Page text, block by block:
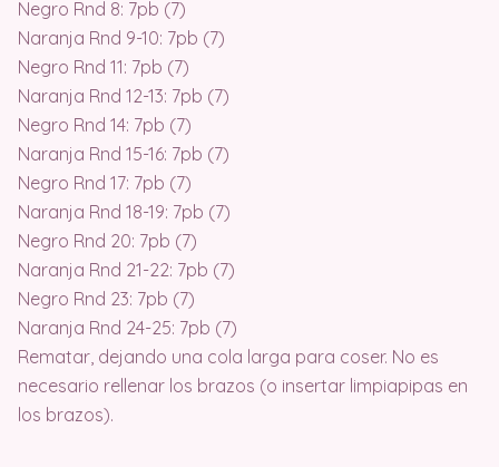
Negro Rnd 8: 7pb (7)
Naranja Rnd 9-10: 7pb (7)
Negro Rnd 11: 7pb (7)
Naranja Rnd 12-13: 7pb (7)
Negro Rnd 14: 7pb (7)
Naranja Rnd 15-16: 7pb (7)
Negro Rnd 17: 7pb (7)
Naranja Rnd 18-19: 7pb (7)
Negro Rnd 20: 7pb (7)
Naranja Rnd 21-22: 7pb (7)
Negro Rnd 23: 7pb (7)
Naranja Rnd 24-25: 7pb (7)
Rematar, dejando una cola larga para coser. No es
necesario rellenar los brazos (o insertar limpiapipas en
los brazos).